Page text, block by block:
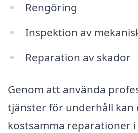
Rengöring
Inspektion av
Reparation av skador
Genom att använda
tjänster för underhåll kan
kostsamma reparationer